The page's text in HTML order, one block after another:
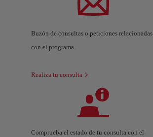
Buzón de consultas o peticiones relacionadas
con el programa.
Realiza tu consulta
Comprueba el estado de tu consulta con el